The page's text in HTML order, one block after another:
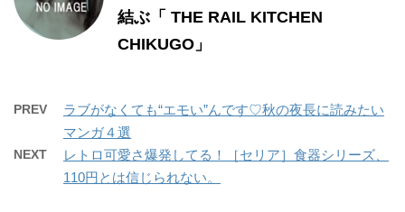
結ぶ「 THE RAIL KITCHEN
CHIKUGO」
PREV
ラブがなくても“エモい”んです♡秋の夜長に読みたい
マンガ４選
NEXT
レトロ可愛さ爆発してる！［セリア］食器シリーズ、
110円とは信じられない。